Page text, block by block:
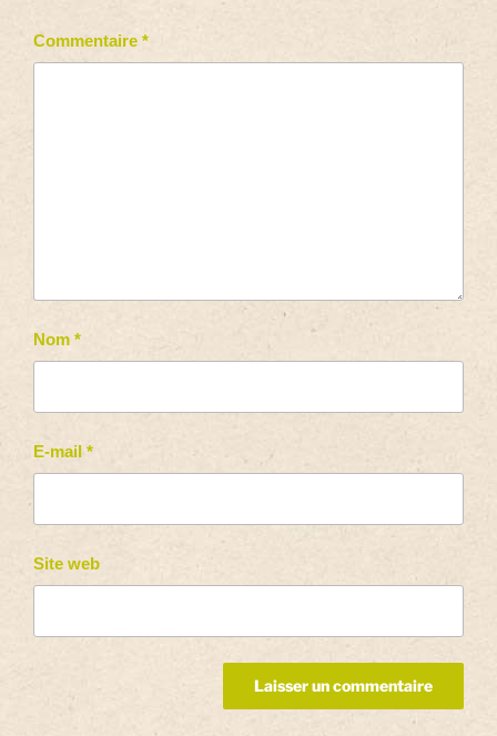
Commentaire *
Nom *
E-mail *
Site web